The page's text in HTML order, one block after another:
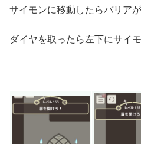
サイモンに移動したらバリア
ダイヤを取ったら左下にサイ